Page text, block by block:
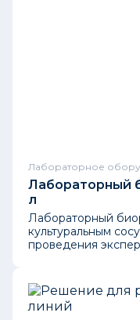
Лабораторное
Лабораторный
л
Лабораторный
культуральным
проведения